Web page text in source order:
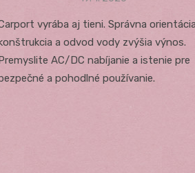
vyrába aj tieni. Správna
a odvod vody zvýšia výnos.
AC/DC nabíjanie a istenie pre
a pohodlné používanie.